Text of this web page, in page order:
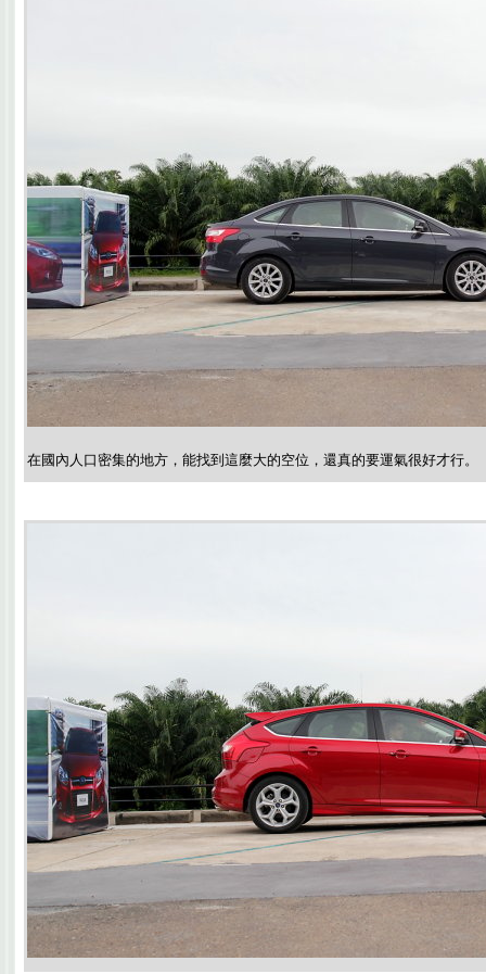
在國內人口密集的地方，能找到這麼大的空位，還真的要運氣很好才行。